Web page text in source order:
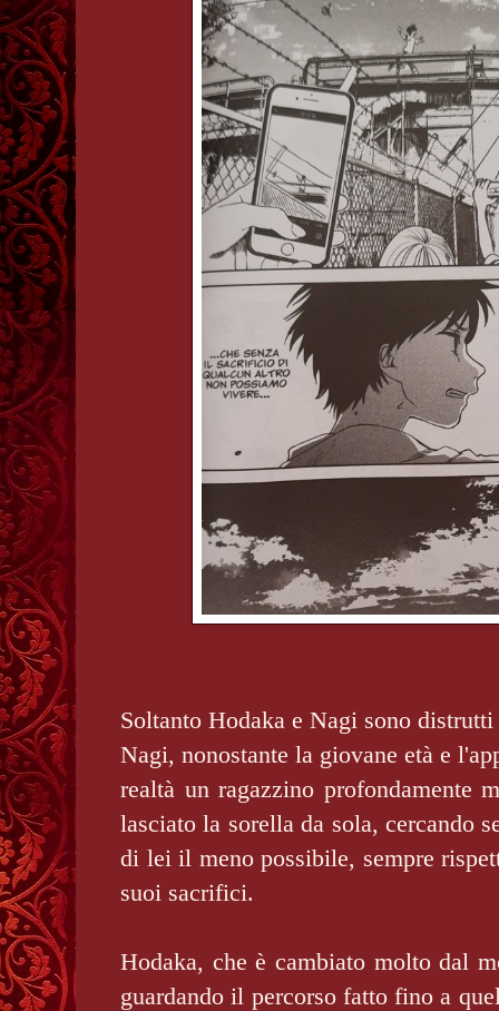
Soltanto Hodaka e Nagi sono
Nagi, nonostante la giovane età e
realtà un ragazzino profondamente
lasciato la sorella da sola, cercando
di lei il meno possibile, sempre
suoi sacrifici.
Hodaka, che è cambiato molto dal
guardando il percorso fatto fino a